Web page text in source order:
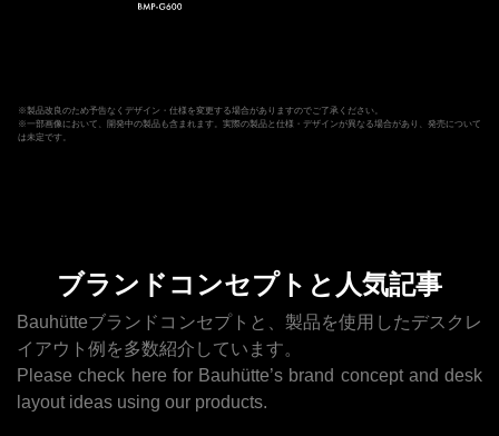
※製品改良のため予告なくデザイン・仕様を変更する場合がありますのでご了承ください。
※一部画像において、開発中の製品も含まれます。実際の製品と仕様・デザインが異なる場合があり、発売について
は未定です。
ブランドコンセプトと人気記事
Bauhütteブランドコンセプトと、製品を使用したデスクレ
イアウト例を多数紹介しています。
Please check here for Bauhütte’s brand concept and desk
layout ideas using our products.